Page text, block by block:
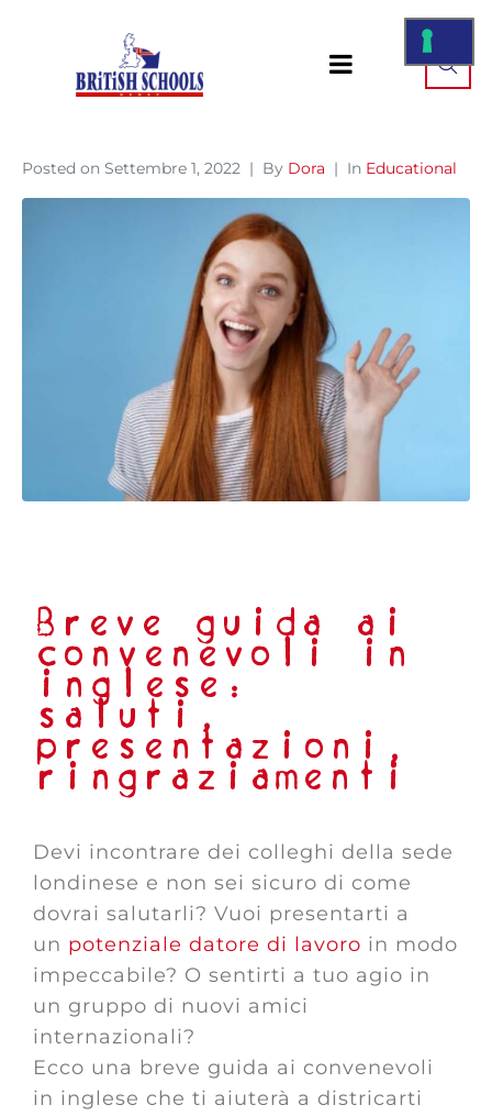
Posted on Settembre 1, 2022 By Dora In Educational
Breve guida ai
convenevoli in
inglese:
saluti,
presentazioni,
ringraziamenti
Devi incontrare dei colleghi della sede
londinese e non sei sicuro di come
dovrai salutarli? Vuoi presentarti a
un potenziale datore di lavoro in modo
impeccabile? O sentirti a tuo agio in
un gruppo di nuovi amici
internazionali?
Ecco una breve guida ai convenevoli
in inglese che ti aiuterà a districarti